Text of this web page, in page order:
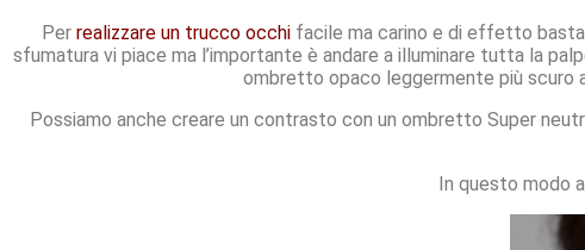
Per realizzare un trucco occhi facile ma carino e di effetto
sfumatura vi piace ma l’importante è andare a illuminare tutta la
ombretto opaco leggermente più scuro
Possiamo anche creare un contrasto con un ombretto Super
In questo modo